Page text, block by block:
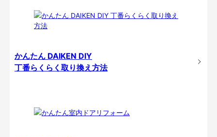
かんたん DAIKEN DIY
丁番らくらく取り換え方法